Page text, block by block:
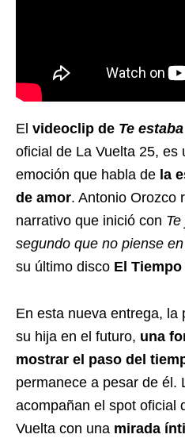
El videoclip de Te
oficial de La Vuelta 25, es
emoción que habla de la
de amor. Antonio Orozco
narrativo que inició con
segundo que no piense
su último disco El
En esta nueva entrega, la
su hija en el futuro, una
mostrar el paso del
permanece a pesar de él.
acompañan el spot oficial
Vuelta con una mirada